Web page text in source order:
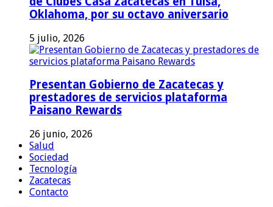
Oklahoma, por su octavo aniversario
5 julio, 2026
Presentan Gobierno de Zacatecas y
prestadores de servicios plataforma
Paisano Rewards
26 junio, 2026
Salud
Sociedad
Tecnología
Zacatecas
Contacto